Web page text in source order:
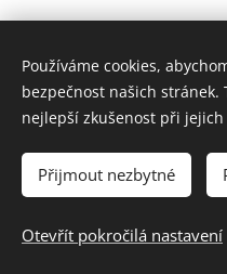
Používáme cookies,
bezpečnost našich
nejlepší zkušenost při jejich
Přijmout nezbytné
Otevřít pokročilá nastavení